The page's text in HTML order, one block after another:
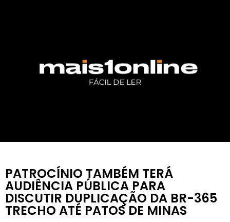
PATROCÍNIO TAMBÉM TERÁ
AUDIÊNCIA PÚBLICA PARA
DISCUTIR DUPLICAÇÃO DA BR-365
TRECHO ATÉ PATOS DE MINAS